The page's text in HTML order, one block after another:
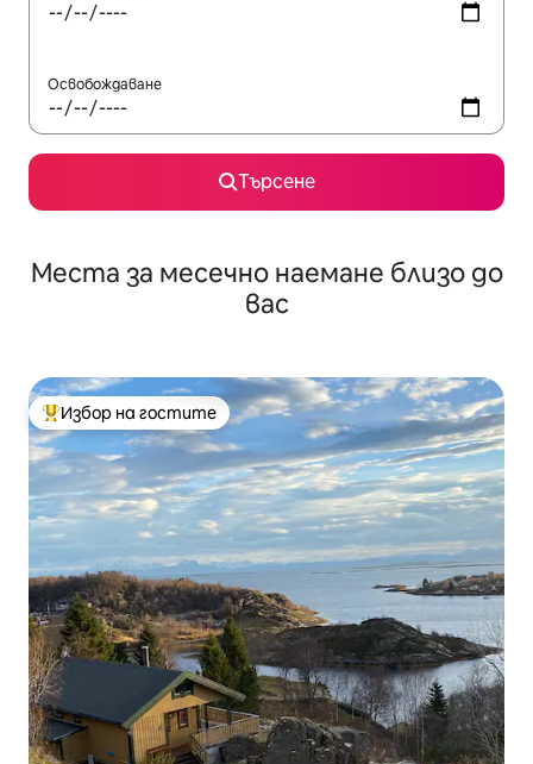
Освобождаване
Търсене
Места за месечно наемане близо до
вас
Най-популярен избор на гостите
Избор на гостите